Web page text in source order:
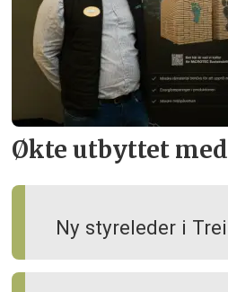
Økte utbyttet
Ny styreleder i